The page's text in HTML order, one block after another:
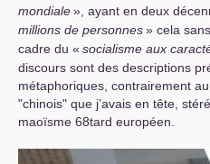
mondiale», ayant en deux
millions de personnes» cela
cadre du « socialisme aux
discours sont des descriptions
métaphoriques, contrairement
"chinois" que j’avais en tête,
maoïsme 68tard européen.